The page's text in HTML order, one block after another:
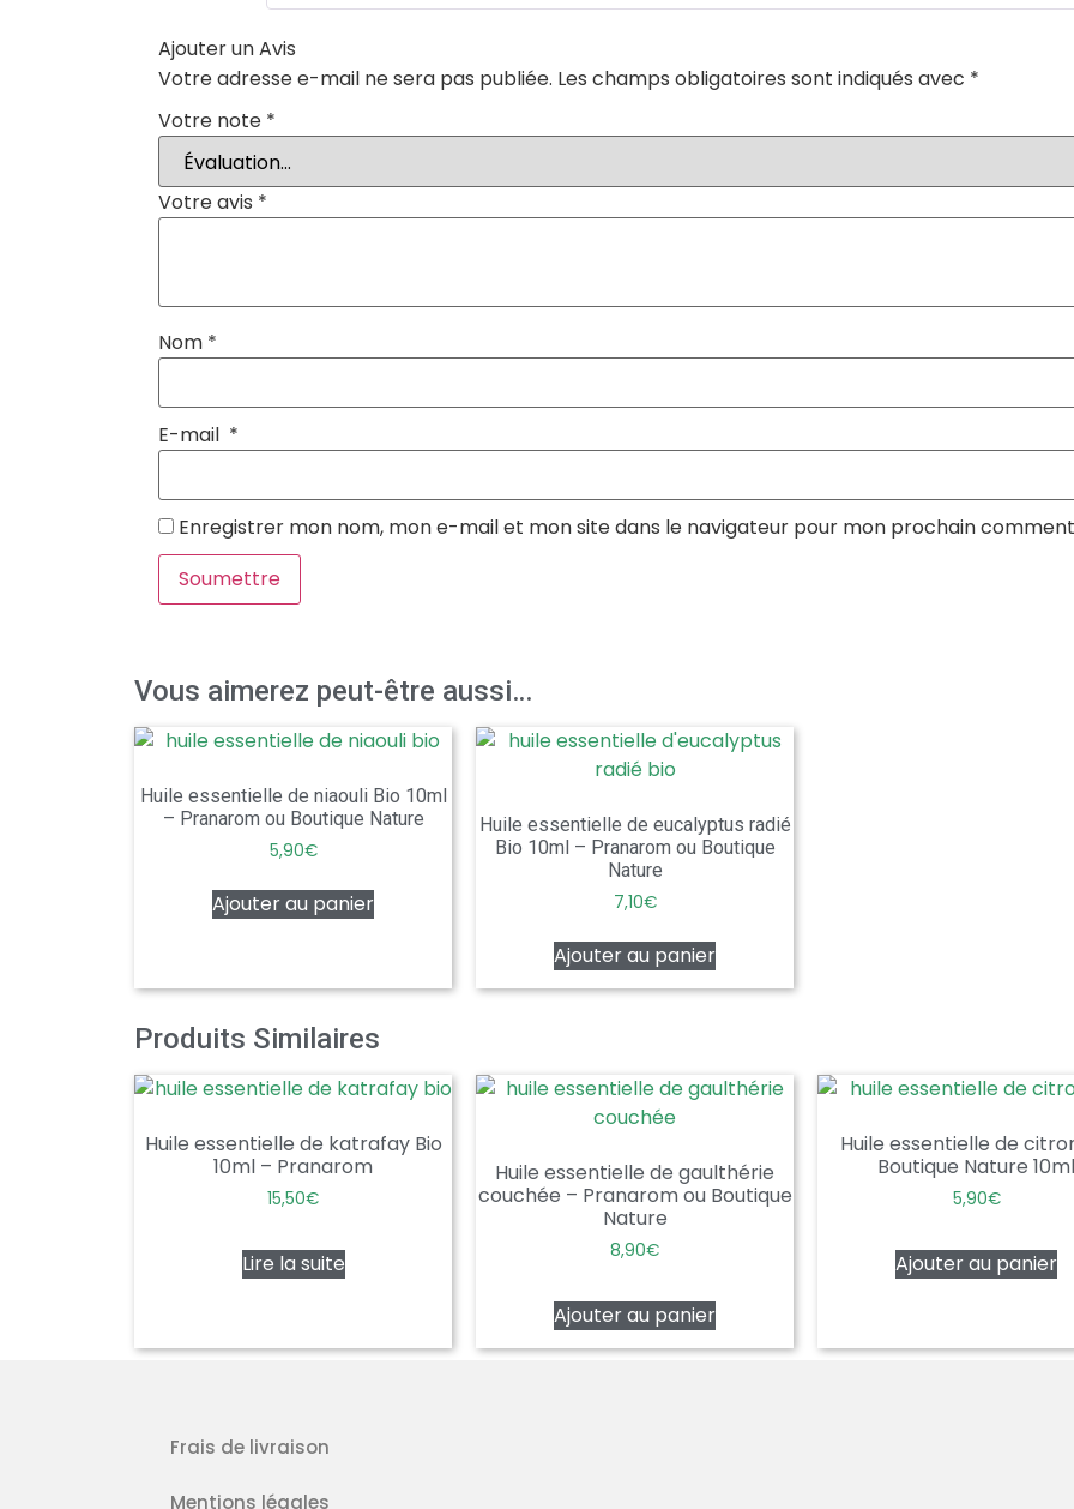
Ajouter un Avis
Votre adresse e-mail ne sera pas publiée. Les champs obligatoires sont indiqués avec *
Votre note *
Votre avis *
Nom *
E-mail *
Enregistrer mon nom, mon e-mail et mon site dans le navigateur pour mon prochain
Vous aimerez peut-être aussi…
Huile essentielle de niaouli Bio 10ml
– Pranarom ou Boutique Nature
5,90€
Ajouter au panier
Huile essentielle de eucalyptus radié
Bio 10ml – Pranarom ou Boutique
Nature
7,10€
Ajouter au panier
Produits Similaires
Huile essentielle de katrafay Bio
10ml – Pranarom
15,50€
Lire la suite
Huile essentielle de gaulthérie
couchée – Pranarom ou Boutique
Nature
8,90€
Ajouter au panier
Huile essentielle de
Boutique Nature 10ml
5,90€
Ajouter au panier
Frais de livraison
Mentions légales